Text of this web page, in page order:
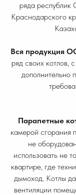
ряда республик
Краснодарского
Вся продукция
ряд своих котлов,
дополнительно
Парапетные
камерой сгорания
не
использовать не
квартире, где
дымоход. Котлы
вентиляции